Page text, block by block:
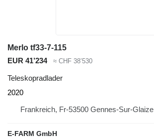
Merlo tf33-7-115
EUR 41’234
≈ CHF 38’530
Teleskopradlader
2020
Frankreich, Fr-53500 Gennes-Sur-Glaize
E-FARM GmbH